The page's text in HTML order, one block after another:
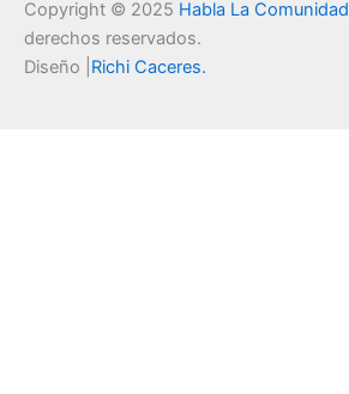
Copyright © 2025 Habla La Comunidad
derechos reservados.
Diseño | Richi Caceres.